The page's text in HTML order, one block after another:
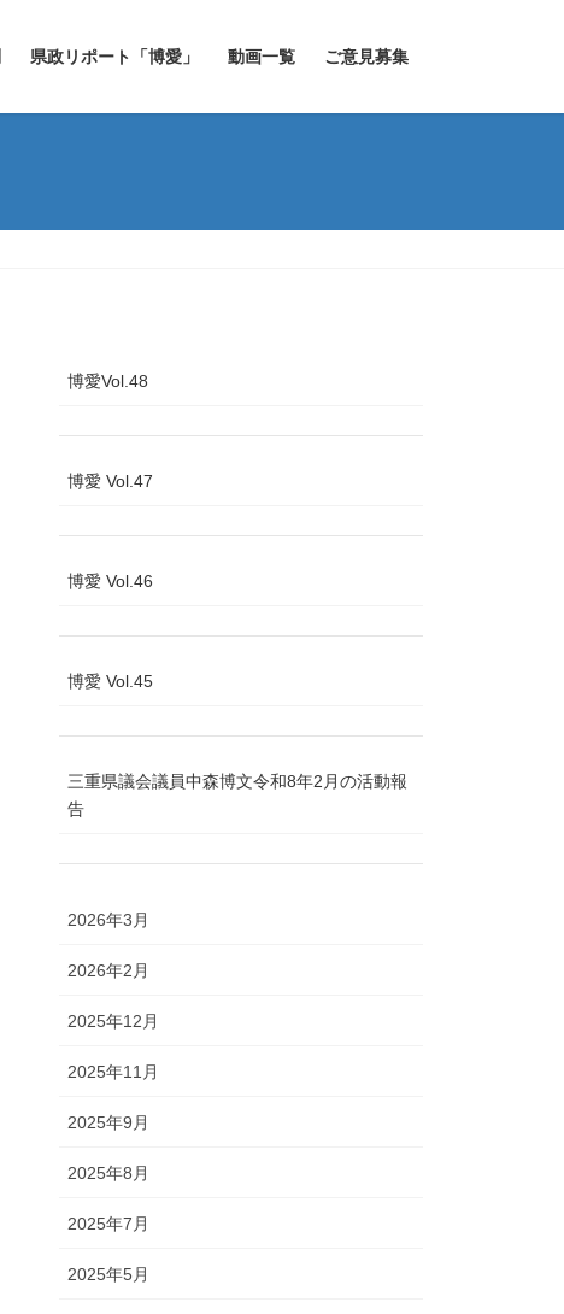
県政リポート「博愛」 動画一覧 ご意見募集
博愛Vol.48
博愛 Vol.47
博愛 Vol.46
博愛 Vol.45
三重県議会議員中森博文令和8年2月の活動報
告
2026年3月
2026年2月
2025年12月
2025年11月
2025年9月
2025年8月
2025年7月
2025年5月